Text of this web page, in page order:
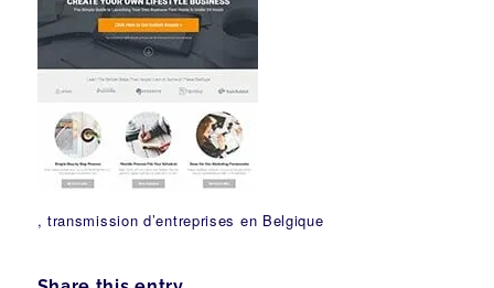
, transmission d’entreprises en Belgique